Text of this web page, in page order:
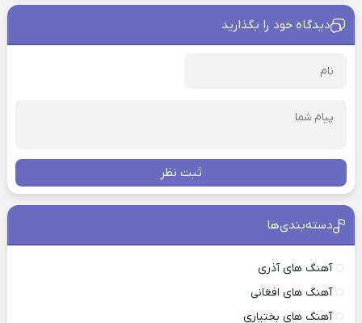
دیدگاه خود را بگذارید
ثبت نظر
دسته‌بندی‌ها
آهنگ های آذری
آهنگ های افغانی
آهنگ های بختیاری